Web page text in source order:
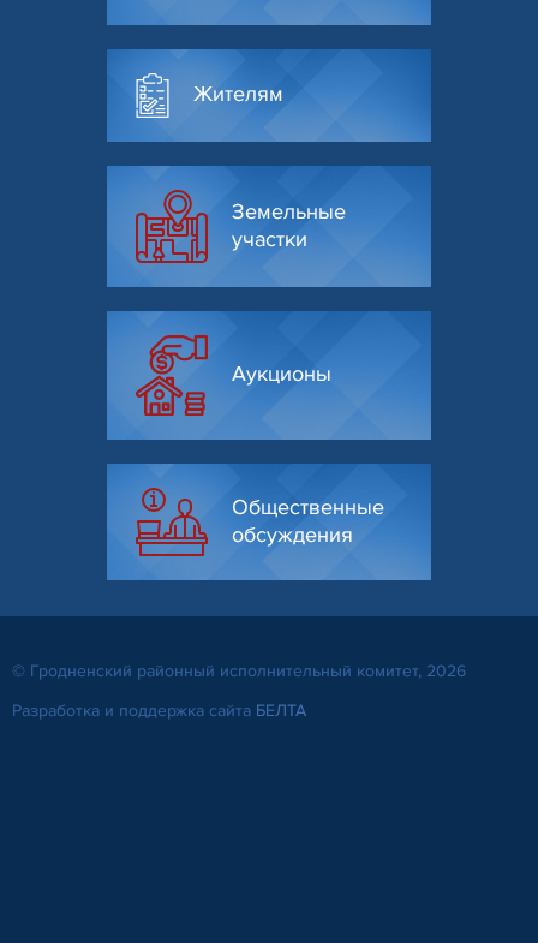
Жителям
Земельные
участки
Аукционы
Общественные
обсуждения
© Гродненский районный исполнительный комитет, 2026
Разработка и поддержка сайта БЕЛТА